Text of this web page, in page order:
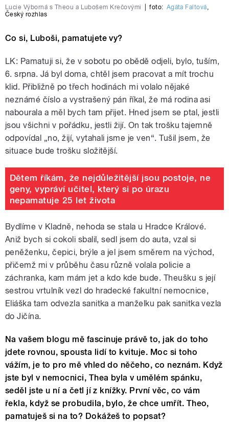
Lucie Výborná s Theou a Lubošem Krečovými foto: Agáta Faltová,
Český rozhlas
Co si, Luboši, pamatujete vy?
LK: Pamatuji si, že v sobotu po obědě odjeli, bylo, tuším,
6. srpna. Já byl doma, chtěl jsem pracovat a mít trochu
klid. Přibližně po třech hodinách mi volalo nějaké
neznámé číslo a vystrašený pán říkal, že má rodina asi
nabourala a měl bych tam přijet. Hned jsem se ptal, jestli
jsou všichni v pořádku, jestli žijí. On tak trošku tajemně
odpovídal „no, žijí, vytahali jsme je ven“. Tušil jsem, že
situace bude trošku složitější.
Dětem říkám, že nejdůležitější jsou postoje, ne
geny, vypráví učitel, který si po úrazu
nepamatuje 25 let života
Bydlíme v Kladně, nehoda se stala u Hradce Králové.
Aniž bych si cokoli sbalil, sedl jsem do auta, vzal si
peněženku, čepici, brýle a jel jsem směrem na východ,
přičemž mi v průběhu času různě volala policie a
záchranka, kam mám jet a kdo kde bude. Theušku s její
sestrou vrtulník vezl do hradecké fakultní nemocnice,
Eliáška tam odvezla sanitka a manželku pak sanitka vezla
do Jičína.
Na vašem blogu mě fascinuje právě to, jak do toho
jdete rovnou, spousta lidí to kvituje. Moc si toho
vážím, je to pro mě vhled do něčeho, co neznám. Když
jste byl v nemocnici, Thea byla v umělém spánku,
seděl jste u ní a četl jí z knížky. První věc, co vám
řekla, když se probudila, bylo, že chce umřít. Theo,
pamatuješ si na to? Dokážeš to popsat?